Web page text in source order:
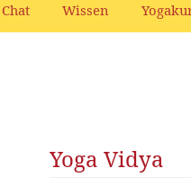
Chat Wissen
Yoga Vidya